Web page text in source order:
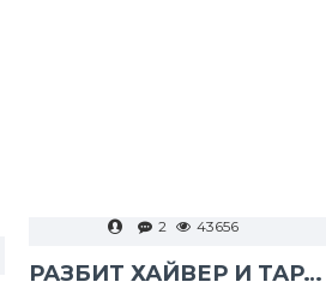
2 43656
РАЗБИТ ХАЙВЕР И ТАРАМА